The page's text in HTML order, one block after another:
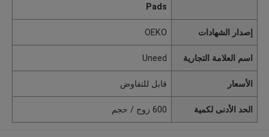
Pads
إصدار الشهادات OEKO
اسم العلامة التجارية Uneed
الأسعار قابل للتفاوض
الحد الأدنى لكمية 600 زوج / حجم